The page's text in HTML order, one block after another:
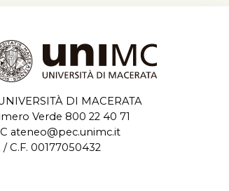
DI MACERATA
Verde 800 22 40 71
ateneo@pec.unimc.it
/ C.F. 00177050432